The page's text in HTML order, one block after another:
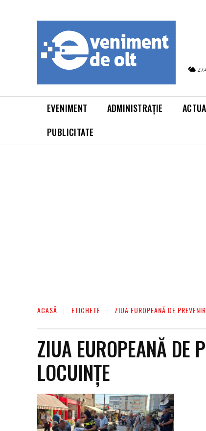
EVENIMENT ADMINISTRAȚIE
PUBLICITATE
ACASĂ ETICHETE ZIUA EUROPEANĂ DE
ZIUA EUROPEANĂ DE
LOCUINȚE